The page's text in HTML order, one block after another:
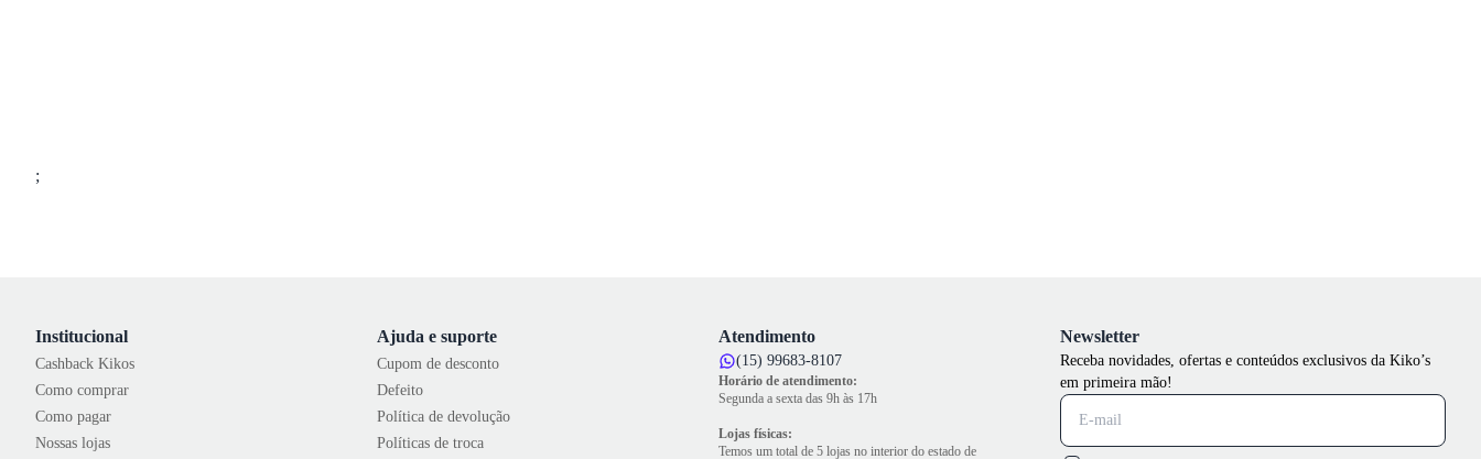
;
Institucional
Cashback Kikos
Como comprar
Como pagar
Nossas lojas
Ajuda e suporte
Cupom de desconto
Defeito
Política de devolução
Políticas de troca
Atendimento
(15) 99683-8107
Horário de atendimento:
Segunda a sexta das 9h às 17h
Lojas físicas:
Temos um total de 5 lojas no interior do estado de
Newsletter
Receba novidades, ofertas e conteúdos exclusivos da Kiko’s
em primeira mão!